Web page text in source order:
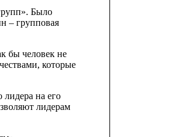
Было
– групповая
бы человек не
которые
лидера на его
лидерам